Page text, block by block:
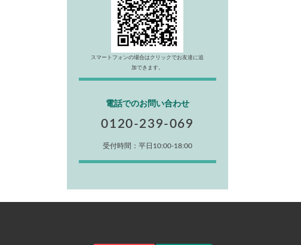
スマートフォンの場合はクリックでお友達に追
加できます。
電話でのお問い合わせ
0120-239-069
受付時間：平日10:00-18:00